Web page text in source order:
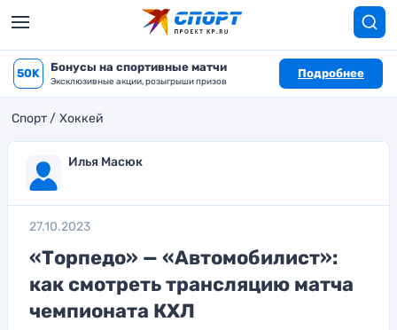
50K Бонусы на спортивные матчи
Эксклюзивные акции, розыгрыши призов
Подробнее
Спорт Хоккей
Илья Масюк
27.10.2023
«Торпедо» — «Автомобилист»:
как смотреть трансляцию матча
чемпионата КХЛ